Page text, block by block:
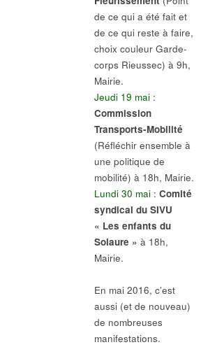
de ce qui a été fait et
de ce qui reste à faire,
choix couleur Garde-
corps Rieussec) à 9h,
Mairie.
Jeudi 19 mai :
Commission
Transports-Mobilité
(Réfléchir ensemble à
une politique de
mobilité) à 18h, Mairie.
Lundi 30 mai : Comité
syndical du SIVU
« Les enfants du
Solaure » à 18h,
Mairie.
En mai 2016, c’est
aussi (et de nouveau)
de nombreuses
manifestations.